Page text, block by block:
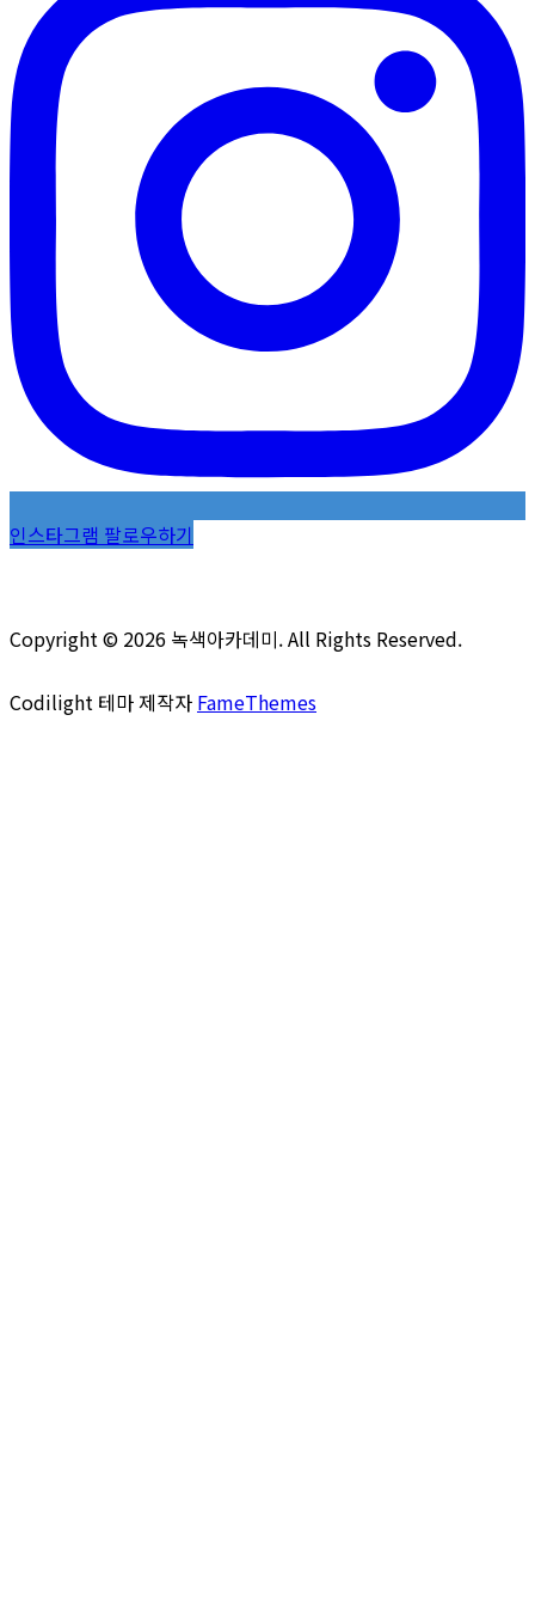
인스타그램 팔로우하기
Copyright © 2026 녹색아카데미. All Rights Reserved.
Codilight 테마 제작자 FameThemes